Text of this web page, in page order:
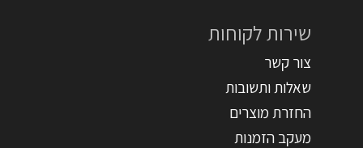
שירות לקוחות
צור קשר
שאלות ותשובות
החזרת מוצרים
מעקב הזמנות